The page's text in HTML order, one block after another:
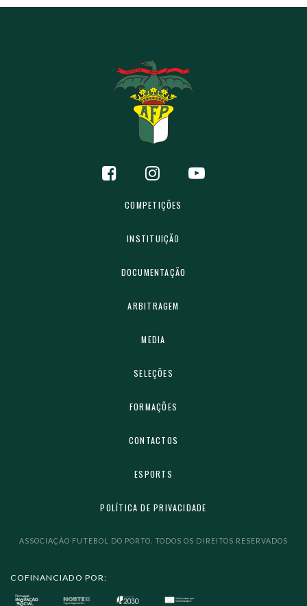
COMPETIÇÕES
INSTITUIÇÃO
DOCUMENTAÇÃO
ARBITRAGEM
MEDIA
SELEÇÕES
FORMAÇÕES
CONTACTOS
ESPORTS
POLÍTICA DE PRIVACIDADE
ASSOCIAÇÃO FUTEBOL DO PORTO. TODOS OS DIREITOS RESERVADOS
COFINANCIADO POR: